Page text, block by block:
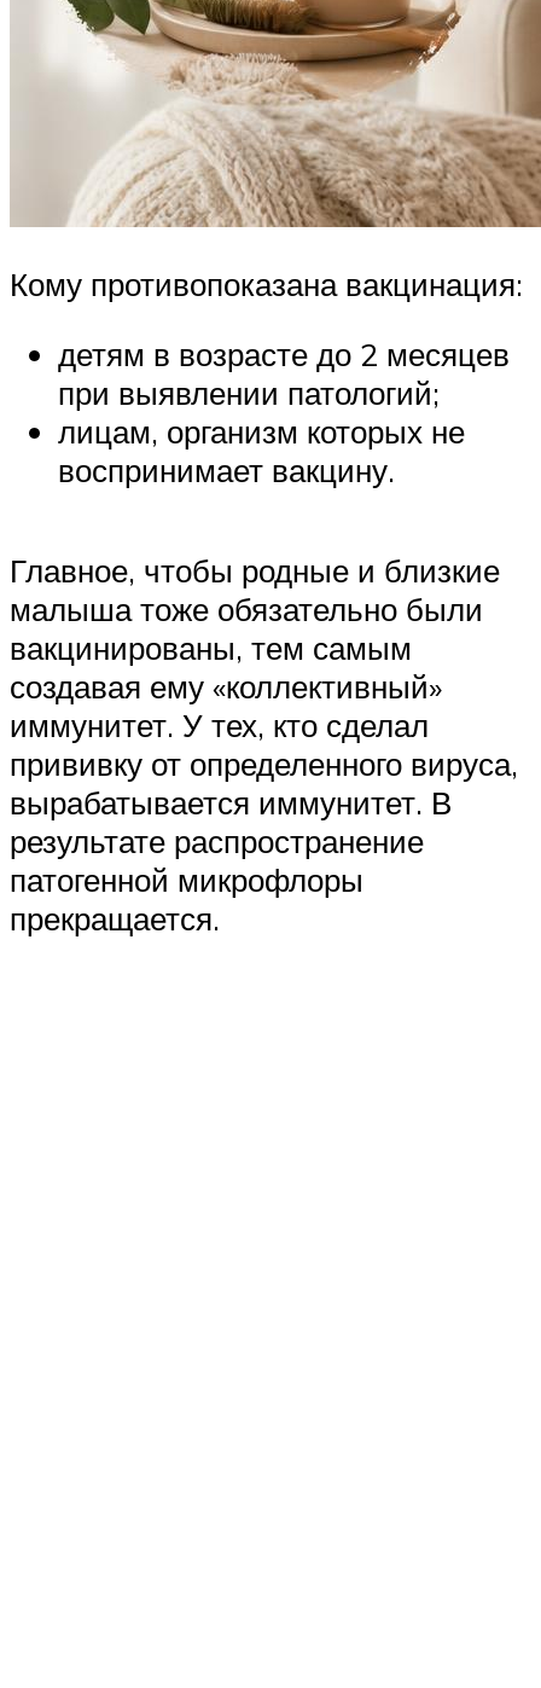
Кому противопоказана вакцинация:
детям в возрасте до 2 месяцев
при выявлении патологий;
лицам, организм которых не
воспринимает вакцину.
Главное, чтобы родные и близкие
малыша тоже обязательно были
вакцинированы, тем самым
создавая ему «коллективный»
иммунитет. У тех, кто сделал
прививку от определенного вируса,
вырабатывается иммунитет. В
результате распространение
патогенной микрофлоры
прекращается.